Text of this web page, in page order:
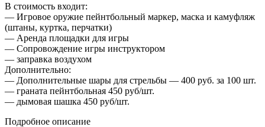
В стоимость входит:
— Игровое оружие пейнтбольный маркер, маска и камуфляж
(штаны, куртка, перчатки)
— Аренда площадки для игры
— Сопровождение игры инструктором
— заправка воздухом
Дополнительно:
— Дополнительные шары для стрельбы — 400 руб. за 100 шт.
— граната пейнтбольная 450 руб/шт.
— дымовая шашка 450 руб/шт.
Подробное описание